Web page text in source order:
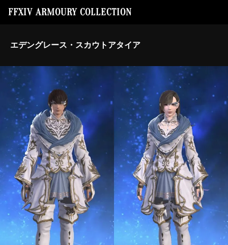
FFXIV ARMOURY COLLECTION
エデングレース・スカウトアタイア